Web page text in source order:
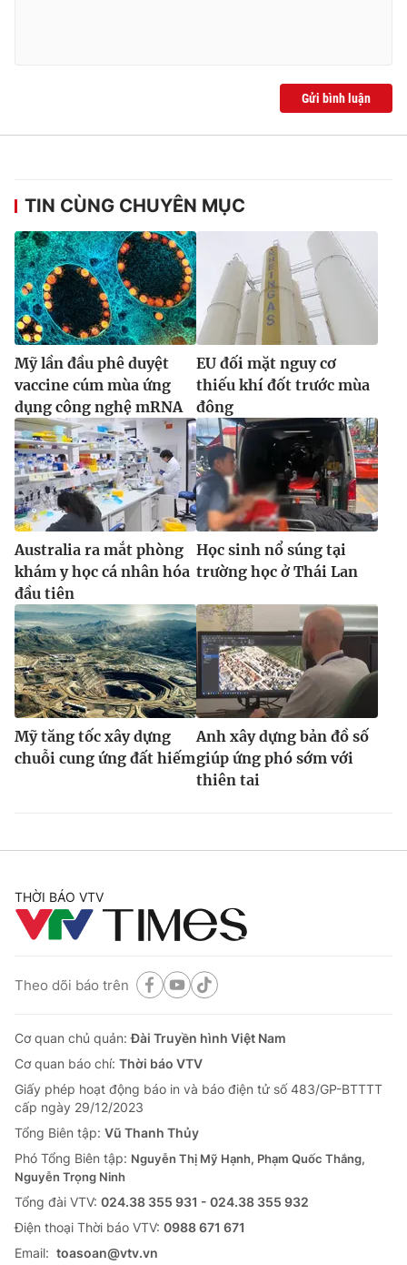
Gửi bình luận
TIN CÙNG CHUYÊN MỤC
Mỹ lần đầu phê duyệt
vaccine cúm mùa ứng
dụng công nghệ mRNA
EU đối mặt nguy cơ
thiếu khí đốt trước mùa
đông
Australia ra mắt phòng
khám y học cá nhân hóa
đầu tiên
Học sinh nổ súng tại
trường học ở Thái Lan
Mỹ tăng tốc xây dựng
chuỗi cung ứng đất hiếm
Anh xây dựng bản đồ số
giúp ứng phó sớm với
thiên tai
THỜI BÁO VTV
Theo dõi báo trên
Cơ quan chủ quản:Đài Truyền hình Việt Nam
Cơ quan báo chí: Thời báo VTV
Giấy phép hoạt động báo in và báo điện tử số 483/GP-BTTTT
cấp ngày 29/12/2023
Tổng Biên tập: Vũ Thanh Thủy
Phó Tổng Biên tập: Nguyễn Thị Mỹ Hạnh, Phạm Quốc Thắng,
Nguyễn Trọng Ninh
Tổng đài VTV: 024.38 355 931 - 024.38 355 932
Ðiện thoại Thời báo VTV: 0988 671 671
Email: toasoan@vtv.vn